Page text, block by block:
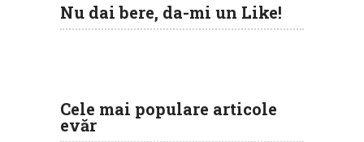
Nu dai bere, da-mi un Like!
Cele mai populare articole
evăr